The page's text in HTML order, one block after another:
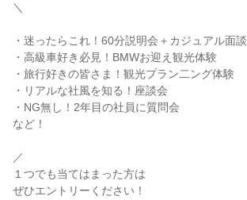
＼
・迷ったらこれ！60分説明会＋カジュアル面談
・高級車好き必見！BMWお迎え観光体験
・旅行好きの皆さま！観光プラン二ング体験
・リアルな社風を知る！座談会
・NG無し！2年目の社員に質問会
など！
／
１つでも当てはまった方は
ぜひエントリーください！